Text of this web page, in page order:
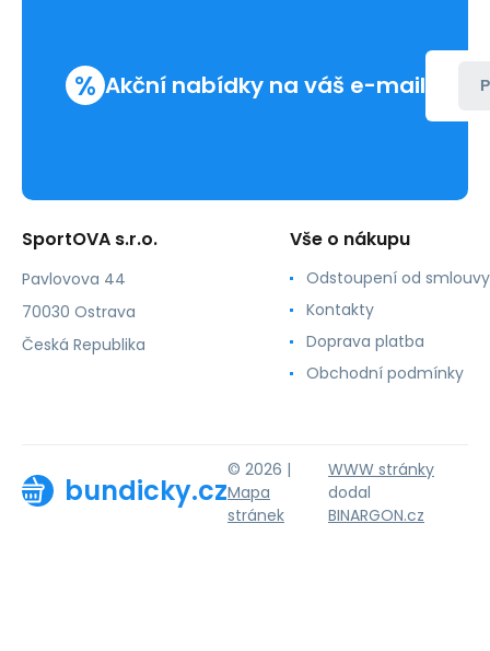
% Akční nabídky na váš e-mail
SportOVA s.r.o.
Pavlovova 44
70030 Ostrava
Česká Republika
Vše o nákupu
Odstoupení od smlouvy
Kontakty
Doprava platba
Obchodní podmínky
bundicky.cz
© 2026 |
Mapa
stránek
WWW stránky
dodal
BINARGON.cz